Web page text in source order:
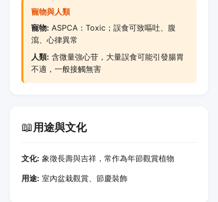
寵物與人類
寵物: ASPCA：Toxic；誤食可致嘔吐、腹
瀉、心律異常
人類: 含微量強心苷，大量誤食可能引發腸胃
不適，一般接觸無害
📖用途與文化
文化: 象徵長壽與吉祥，常作為年節觀賞植物
用途: 室內盆栽觀賞、節慶裝飾